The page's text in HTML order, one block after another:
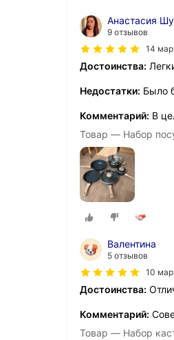
Анастасия
9 отзывов
14
Достоинства:
Недостатки: Было
Комментарий: В
Товар — Набор
Валентина
5 отзывов
10
Достоинства:
Комментарий:
Товар — Набор